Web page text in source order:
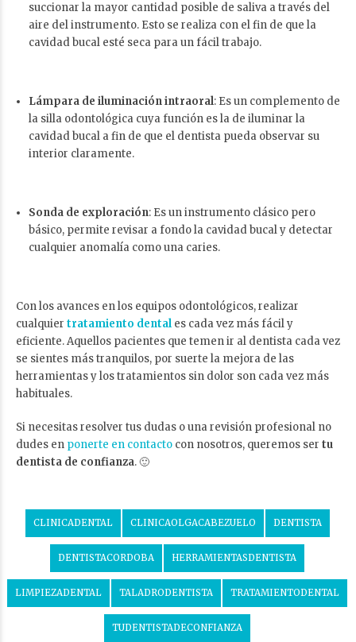
succionar la mayor cantidad posible de saliva a través del
aire del instrumento. Esto se realiza con el fin de que la
cavidad bucal esté seca para un fácil trabajo.
Lámpara de iluminación intraoral: Es un complemento de
la silla odontológica cuya función es la de iluminar la
cavidad bucal a fin de que el dentista pueda observar su
interior claramente.
Sonda de exploración: Es un instrumento clásico pero
básico, permite revisar a fondo la cavidad bucal y detectar
cualquier anomalía como una caries.
Con los avances en los equipos odontológicos, realizar
cualquier tratamiento dental es cada vez más fácil y
eficiente. Aquellos pacientes que temen ir al dentista cada vez
se sientes más tranquilos, por suerte la mejora de las
herramientas y los tratamientos sin dolor son cada vez más
habituales.
Si necesitas resolver tus dudas o una revisión profesional no
dudes en ponerte en contacto con nosotros, queremos ser tu
dentista de confianza. 🙂
CLINICADENTAL CLINICAOLGACABEZUELO DENTISTA
DENTISTACORDOBA HERRAMIENTASDENTISTA
LIMPIEZADENTAL TALADRODENTISTA TRATAMIENTODENTAL
TUDENTISTADECONFIANZA